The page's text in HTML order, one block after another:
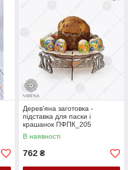
Дерев'яна заготовка -
підставка для паски і
крашанок ПФПК_205
В наявності
762 ₴